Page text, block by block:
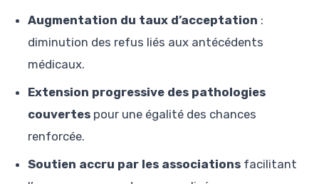
Augmentation du taux d’acceptation :
diminution des refus liés aux antécédents
médicaux.
Extension progressive des pathologies
couvertes pour une égalité des chances
renforcée.
Soutien accru par les associations facilitant